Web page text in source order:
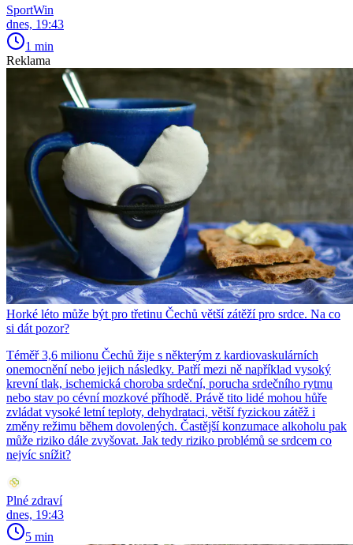
SportWin
dnes, 19:43
1 min
Reklama
Horké léto může být pro třetinu Čechů větší zátěží pro srdce. Na co
si dát pozor?
Téměř 3,6 milionu Čechů žije s některým z kardiovaskulárních
onemocnění nebo jejich následky. Patří mezi ně například vysoký
krevní tlak, ischemická choroba srdeční, porucha srdečního rytmu
nebo stav po cévní mozkové příhodě. Právě tito lidé mohou hůře
zvládat vysoké letní teploty, dehydrataci, větší fyzickou zátěž i
změny režimu během dovolených. Častější konzumace alkoholu pak
může riziko dále zvyšovat. Jak tedy riziko problémů se srdcem co
nejvíc snížit?
Plné zdraví
dnes, 19:43
5 min